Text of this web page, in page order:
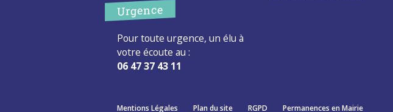
Urgence
Pour toute urgence, un élu à
votre écoute au :
06 47 37 43 11
Mentions Légales Plan du site RGPD Permanences en Mairie